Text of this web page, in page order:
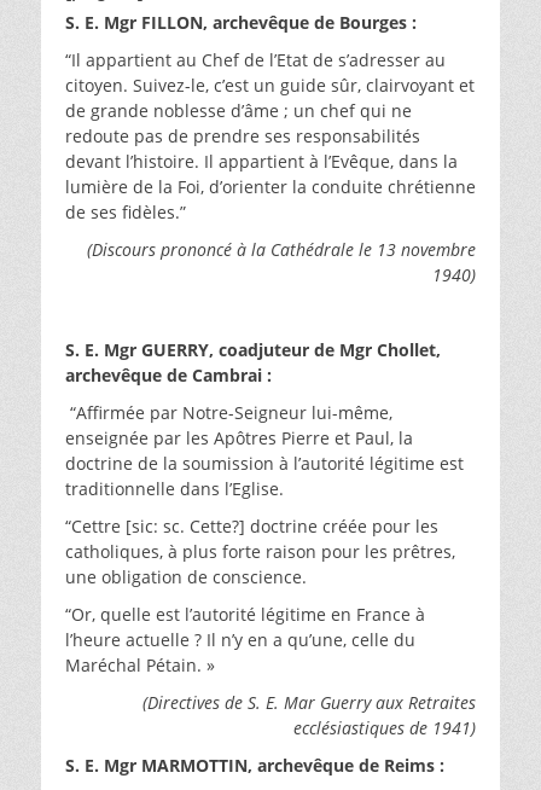
S. E. Mgr FILLON, archevêque de Bourges :
“Il appartient au Chef de l’Etat de s’adresser au
citoyen. Suivez-le, c’est un guide sûr, clairvoyant et
de grande noblesse d’âme ; un chef qui ne
redoute pas de prendre ses responsabilités
devant l’histoire. Il appartient à l’Evêque, dans la
lumière de la Foi, d’orienter la conduite chrétienne
de ses fidèles.”
(Discours prononcé à la Cathédrale le 13 novembre
1940)
S. E. Mgr GUERRY, coadjuteur de Mgr Chollet,
archevêque de Cambrai :
“Affirmée par Notre-Seigneur lui-même,
enseignée par les Apôtres Pierre et Paul, la
doctrine de la soumission à l’autorité légitime est
traditionnelle dans l’Eglise.
“Cettre [sic: sc. Cette?] doctrine créée pour les
catholiques, à plus forte raison pour les prêtres,
une obligation de conscience.
“Or, quelle est l’autorité légitime en France à
l’heure actuelle ? Il n’y en a qu’une, celle du
Maréchal Pétain. »
(Directives de S. E. Mar Guerry aux Retraites
ecclésiastiques de 1941)
S. E. Mgr MARMOTTIN, archevêque de Reims :